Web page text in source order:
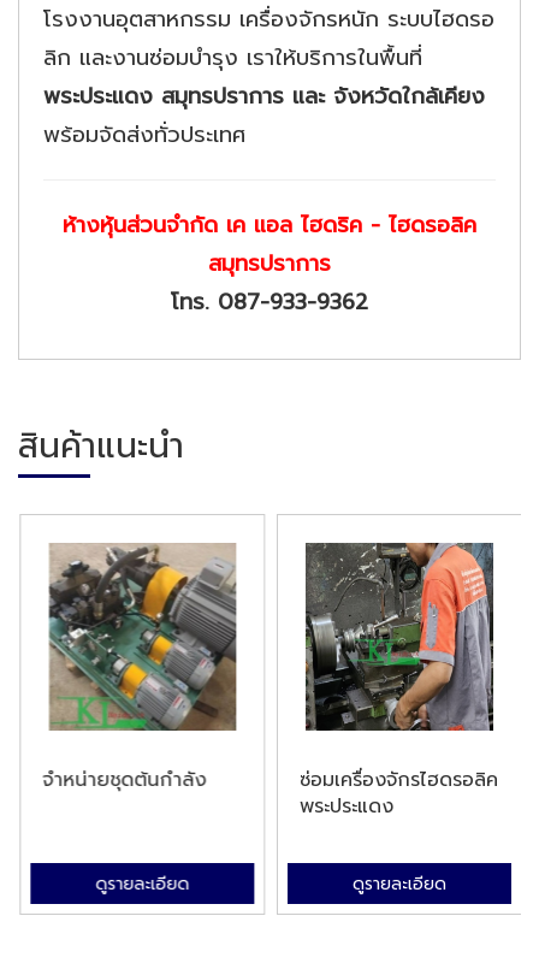
โรงงานอุตสาหกรรม เครื่องจักรหนัก ระบบไฮดรอ
ลิก และงานซ่อมบำรุง เราให้บริการในพื้นที่
พระประแดง สมุทรปราการ และ จังหวัดใกล้เคียง
พร้อมจัดส่งทั่วประเทศ
ห้างหุ้นส่วนจำกัด เค แอล ไฮดริค - ไฮดรอลิค
สมุทรปราการ
โทร. 087-933-9362
สินค้าแนะนำ
จำหน่ายชุดต้นกำลัง
ดูรายละเอียด
ซ่อมเครื่องจักรไฮดรอลิค
พระประแดง
ดูรายละเอียด